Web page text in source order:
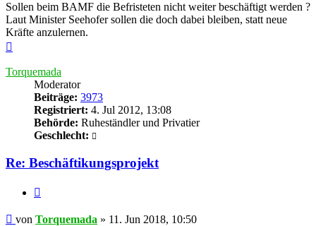
Sollen beim BAMF die Befristeten nicht weiter beschäftigt werden ?
Laut Minister Seehofer sollen die doch dabei bleiben, statt neue
Kräfte anzulernen.
Torquemada
Moderator
Beiträge: 3973
Registriert: 4. Jul 2012, 13:08
Behörde: Ruheständler und Privatier
Geschlecht:
Re: Beschäftikungsprojekt
Beitrag
von Torquemada » 11. Jun 2018, 10:50